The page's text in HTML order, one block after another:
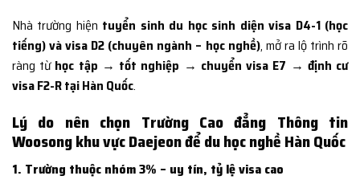
Nhà trường hiện tuyển sinh du học sinh diện visa D4-1 (học
tiếng) và visa D2 (chuyên ngành – học nghề), mở ra lộ trình rõ
ràng từ học tập → tốt nghiệp → chuyển visa E7 → định cư
visa F2-R tại Hàn Quốc.
Lý do nên chọn Trường Cao đẳng Thông tin
Woosong khu vực Daejeon để du học nghề Hàn Quốc
1. Trường thuộc nhóm 3% – uy tín, tỷ lệ visa cao